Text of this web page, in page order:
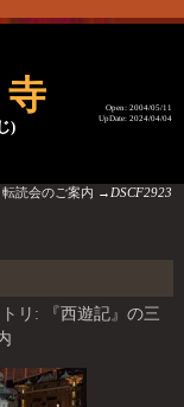
寺
)
Open: 2004/05/11
UpDate: 2024/04/04
読会のご案内 →DSCF2923
リ:
『西遊記』の三